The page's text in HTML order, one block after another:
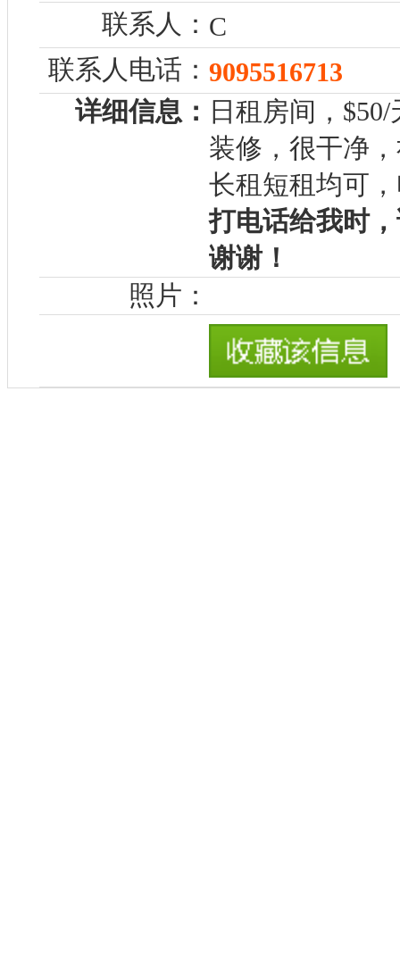
联系人： C
联系人电话： 9095516713
详细信息： 日租房间，
装修，很干净
长租短租均可，
打电话给我时
谢谢！
照片：